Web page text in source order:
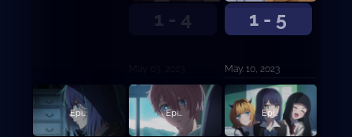
1 - 4 1 - 5
May. 10, 2023
Episodio 6 Episodio 7 Episodio 8